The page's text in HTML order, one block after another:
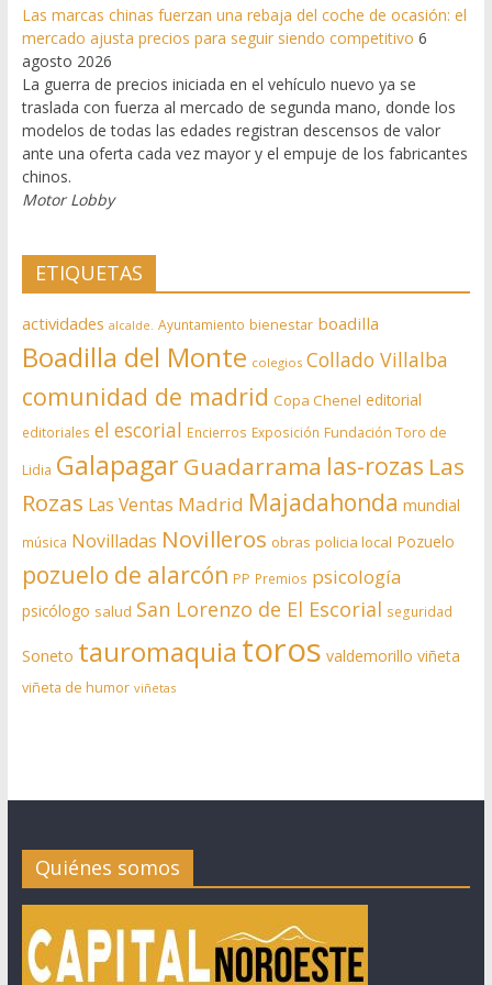
Las marcas chinas fuerzan una rebaja del coche de ocasión: el
mercado ajusta precios para seguir siendo competitivo 6
agosto 2026
La guerra de precios iniciada en el vehículo nuevo ya se
traslada con fuerza al mercado de segunda mano, donde los
modelos de todas las edades registran descensos de valor
ante una oferta cada vez mayor y el empuje de los fabricantes
chinos.
Motor Lobby
ETIQUETAS
actividades alcalde. Ayuntamiento bienestar boadilla
Boadilla del Monte colegios Collado Villalba
comunidad de madrid Copa Chenel editorial
editoriales el escorial Encierros Exposición Fundación Toro de
Lidia Galapagar Guadarrama las-rozas Las
Rozas Las Ventas Madrid Majadahonda mundial
música Novilladas Novilleros obras policia local Pozuelo
pozuelo de alarcón PP Premios psicología
psicólogo salud San Lorenzo de El Escorial seguridad
Soneto tauromaquia toros valdemorillo viñeta
viñeta de humor viñetas
Quiénes somos